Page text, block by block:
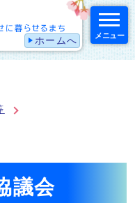
ホームへ メニュー
議会